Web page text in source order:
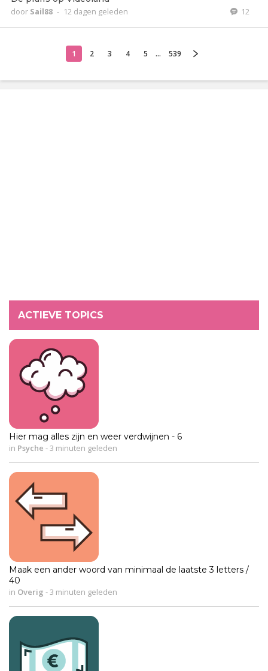
door Sail88 - 12 dagen geleden 12
1 2 3 4 5 ... 539
ACTIEVE TOPICS
Hier mag alles zijn en weer verdwijnen - 6
in Psyche - 3 minuten geleden
Maak een ander woord van minimaal de laatste 3 letters /
40
in Overig - 3 minuten geleden